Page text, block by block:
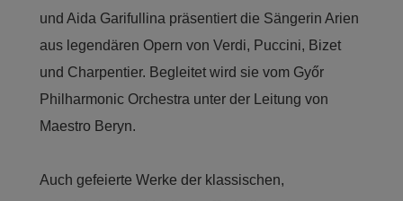
und Aida Garifullina präsentiert die Sängerin Arien
aus legendären Opern von Verdi, Puccini, Bizet
und Charpentier. Begleitet wird sie vom Győr
Philharmonic Orchestra unter der Leitung von
Maestro Beryn.
Auch gefeierte Werke der klassischen,